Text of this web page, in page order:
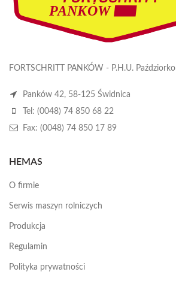
FORTSCHRITT PANKÓW - P.H.U. Paździorko
Panków 42, 58-125 Świdnica
Tel: (0048) 74 850 68 22
Fax: (0048) 74 850 17 89
HEMAS
O firmie
Serwis maszyn rolniczych
Produkcja
Regulamin
Polityka prywatności